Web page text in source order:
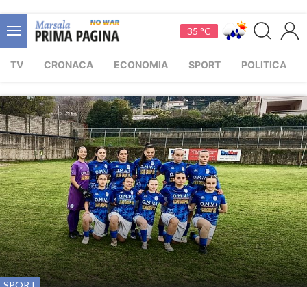
35 °C
TV CRONACA ECONOMIA SPORT POLITICA
SPORT